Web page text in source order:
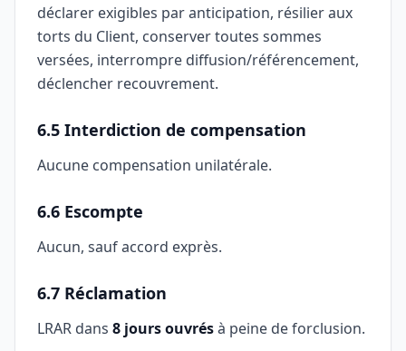
déclarer exigibles par anticipation, résilier aux
torts du Client, conserver toutes sommes
versées, interrompre diffusion/référencement,
déclencher recouvrement.
6.5 Interdiction de compensation
Aucune compensation unilatérale.
6.6 Escompte
Aucun, sauf accord exprès.
6.7 Réclamation
LRAR dans 8 jours ouvrésà peine de forclusion.